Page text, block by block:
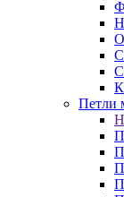
Петли